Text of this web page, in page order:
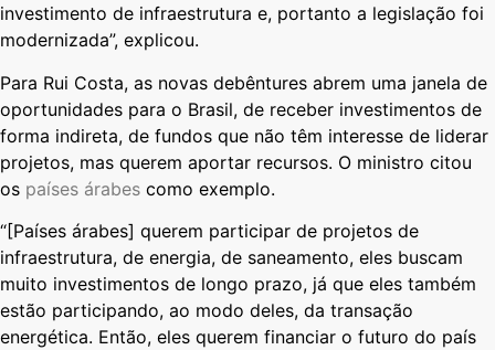
investimento de infraestrutura e, portanto a legislação foi
modernizada”, explicou.
Para Rui Costa, as novas debêntures abrem uma janela de
oportunidades para o Brasil, de receber investimentos de
forma indireta, de fundos que não têm interesse de liderar
projetos, mas querem aportar recursos. O ministro citou
os países árabes como exemplo.
“[Países árabes] querem participar de projetos de
infraestrutura, de energia, de saneamento, eles buscam
muito investimentos de longo prazo, já que eles também
estão participando, ao modo deles, da transação
energética. Então, eles querem financiar o futuro do país